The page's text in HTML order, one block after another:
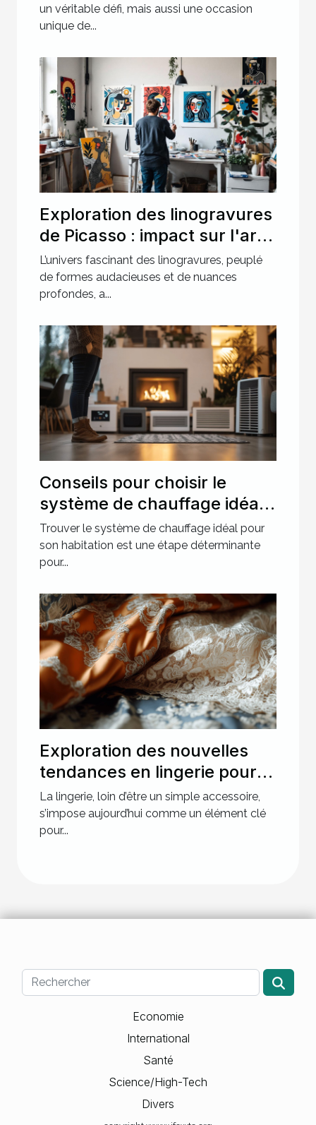
un véritable défi, mais aussi une occasion
unique de...
Exploration des linogravures
de Picasso : impact sur l'art
moderne ?
L’univers fascinant des linogravures, peuplé
de formes audacieuses et de nuances
profondes, a...
Conseils pour choisir le
système de chauffage idéal
pour votre maison
Trouver le système de chauffage idéal pour
son habitation est une étape déterminante
pour...
Exploration des nouvelles
tendances en lingerie pour
des soirées spéciales
La lingerie, loin d’être un simple accessoire,
s’impose aujourd’hui comme un élément clé
pour...
Economie
International
Santé
Science/High-Tech
Divers